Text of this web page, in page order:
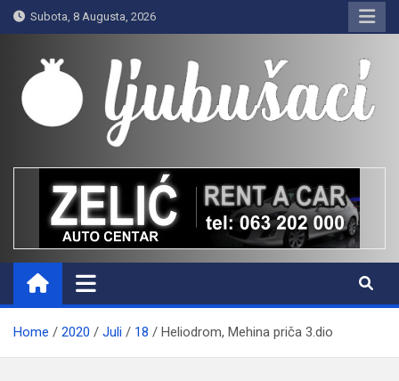
Skip
to
content
Subota, 8 Augusta, 2026
Ljubušaci
Svom voljenom gradu
Home 2020 Juli 18 Heliodrom, Mehina priča 3.dio